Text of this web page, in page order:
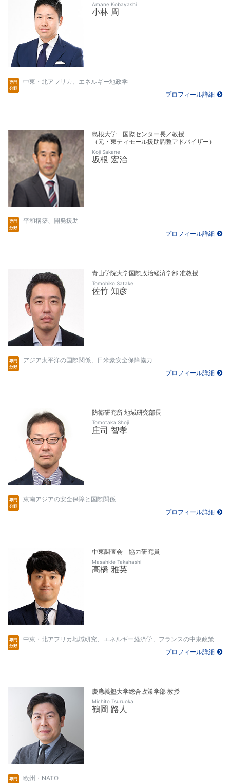
Amane Kobayashi
小林 周
中東・北アフリカ、エネルギー地政学
プロフィール詳細
島根大学 国際センター長／教授
（元・東ティモール援助調整アドバイザー）
Koji Sakane
坂根 宏治
平和構築、開発援助
プロフィール詳細
青山学院大学国際政治経済学部 准教授
Tomohiko Satake
佐竹 知彦
アジア太平洋の国際関係、日米豪安全保障協力
プロフィール詳細
防衛研究所 地域研究部長
Tomotaka Shoji
庄司 智孝
東南アジアの安全保障と国際関係
プロフィール詳細
中東調査会 協力研究員
Masahide Takahashi
高橋 雅英
中東・北アフリカ地域研究、エネルギー経済学、フランスの中東政策
プロフィール詳細
慶應義塾大学総合政策学部 教授
Michito Tsuruoka
鶴岡 路人
欧州・NATO